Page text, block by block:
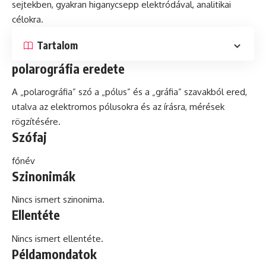
sejtekben, gyakran higanycsepp elektródával, analitikai
célokra.
Tartalom
polarográfia eredete
A „polarográfia” szó a „pólus” és a „gráfia” szavakból ered,
utalva az elektromos pólusokra és az írásra, mérések
rögzítésére.
Szófaj
főnév
Szinonimák
Nincs ismert szinonima.
Ellentéte
Nincs ismert ellentéte.
Példamondatok